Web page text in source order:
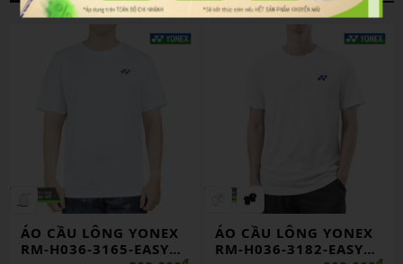
ÁO CẦU LÔNG YONEX
RM-H036-3165-EASY6-
ÁO CẦU LÔNG YONEX
RM-H036-3182-EASY6-